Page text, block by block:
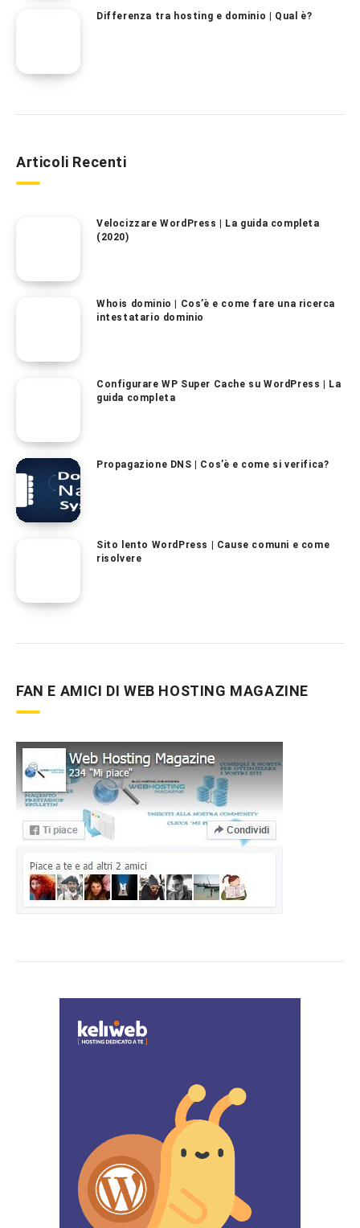
Differenza tra hosting e dominio | Qual è?
Articoli Recenti
Velocizzare WordPress | La guida completa
(2020)
Whois dominio | Cos’è e come fare una ricerca
intestatario dominio
Configurare WP Super Cache su WordPress | La
guida completa
Propagazione DNS | Cos’è e come si verifica?
Sito lento WordPress | Cause comuni e come
risolvere
FAN E AMICI DI WEB HOSTING MAGAZINE